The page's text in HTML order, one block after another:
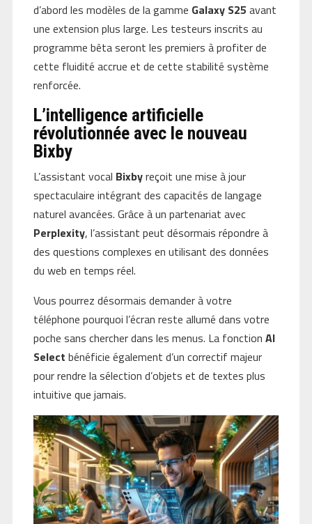
d’abord les modèles de la gamme Galaxy S25 avant
une extension plus large. Les testeurs inscrits au
programme bêta seront les premiers à profiter de
cette fluidité accrue et de cette stabilité système
renforcée.
L’intelligence artificielle
révolutionnée avec le nouveau
Bixby
L’assistant vocal Bixbyreçoit une mise à jour
spectaculaire intégrant des capacités de langage
naturel avancées. Grâce à un partenariat avec
Perplexity, l’assistant peut désormais répondre à
des questions complexes en utilisant des données
du web en temps réel.
Vous pourrez désormais demander à votre
téléphone pourquoi l’écran reste allumé dans votre
poche sans chercher dans les menus. La fonction AI
Select bénéficie également d’un correctif majeur
pour rendre la sélection d’objets et de textes plus
intuitive que jamais.